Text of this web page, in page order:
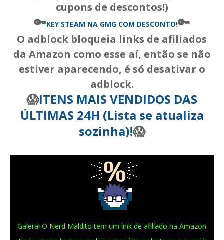
cupons de descontos!)
🔑KEY STEAM NA GMG COM DESCONTO!🔑
O adblock bloqueia links de afiliados
da Amazon como esse aí, então se não
estiver aparecendo, é só desativar o
adblock.
😱ITENS MAIS VENDIDOS DAS
ÚLTIMAS 24H (Lista se atualiza
sozinha)!😱
Galera! O Nerd Maldito tem um link de afiliado na Amazon